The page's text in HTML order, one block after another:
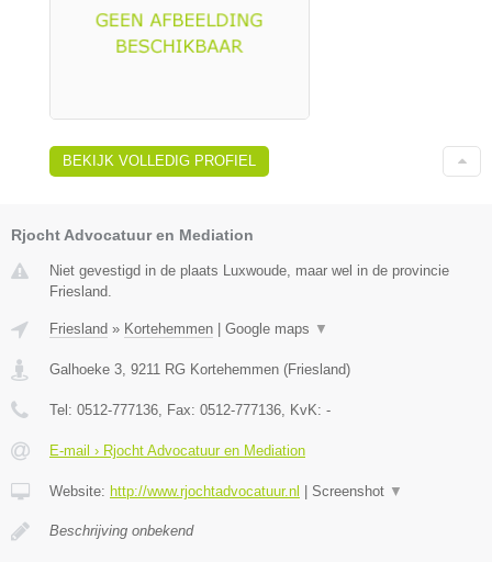
BEKIJK VOLLEDIG PROFIEL
Rjocht Advocatuur en Mediation
Niet gevestigd in de plaats Luxwoude, maar wel in de provincie
Friesland.
Friesland » Kortehemmen Google maps ▼
Galhoeke 3, 9211 RG Kortehemmen (Friesland)
Tel: 0512-777136, Fax: 0512-777136, KvK: -
E-mail › Rjocht Advocatuur en Mediation
Website: http://www.rjochtadvocatuur.nl Screenshot ▼
Beschrijving onbekend